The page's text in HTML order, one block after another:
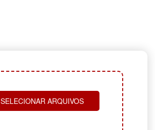
SELECIONAR ARQUIVOS